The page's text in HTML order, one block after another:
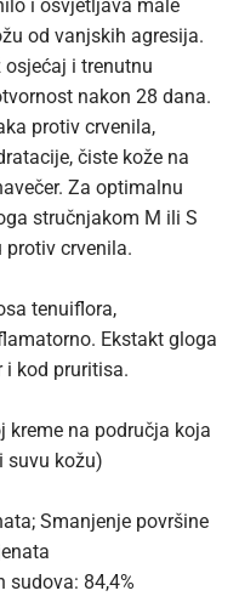
i osvjetljava male
od vanjskih agresija.
osjećaj i trenutnu
nakon 28 dana.
protiv crvenila,
čiste kože na
Za optimalnu
stručnjakom M ili S
protiv crvenila.
tenuiflora,
Ekstakt gloga
i kod pruritisa.
kreme na područja koja
suvu kožu)
Smanjenje površine
84,4%